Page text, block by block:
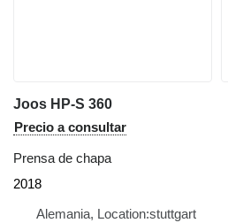
Joos HP-S 360
Precio a consultar
Prensa de chapa
2018
Alemania, Location:stuttgart